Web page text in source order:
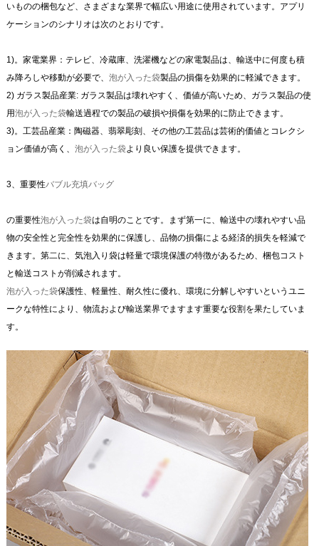
いものの梱包など、さまざまな業界で幅広い用途に使用されています。アプリ
ケーションのシナリオは次のとおりです。
1)。家電業界：テレビ、冷蔵庫、洗濯機などの家電製品は、輸送中に何度も積
み降ろしや移動が必要で、 泡が入った袋製品の損傷を効果的に軽減できます。
2) ガラス製品産業: ガラス製品は壊れやすく、価値が高いため、ガラス製品の使
用泡が入った袋輸送過程での製品の破損や損傷を効果的に防止できます。
3)。工芸品産業：陶磁器、翡翠彫刻、その他の工芸品は芸術的価値とコレクシ
ョン価値が高く、 泡が入った袋より良い保護を提供できます。
3、重要性バブル充填バッグ
の重要性泡が入った袋は自明のことです。まず第一に、輸送中の壊れやすい品
物の安全性と完全性を効果的に保護し、品物の損傷による経済的損失を軽減で
きます。第二に、気泡入り袋は軽量で環境保護の特徴があるため、梱包コスト
と輸送コストが削減されます。
泡が入った袋保護性、軽量性、耐久性に優れ、環境に分解しやすいというユニ
ークな特性により、物流および輸送業界でますます重要な役割を果たしていま
す。